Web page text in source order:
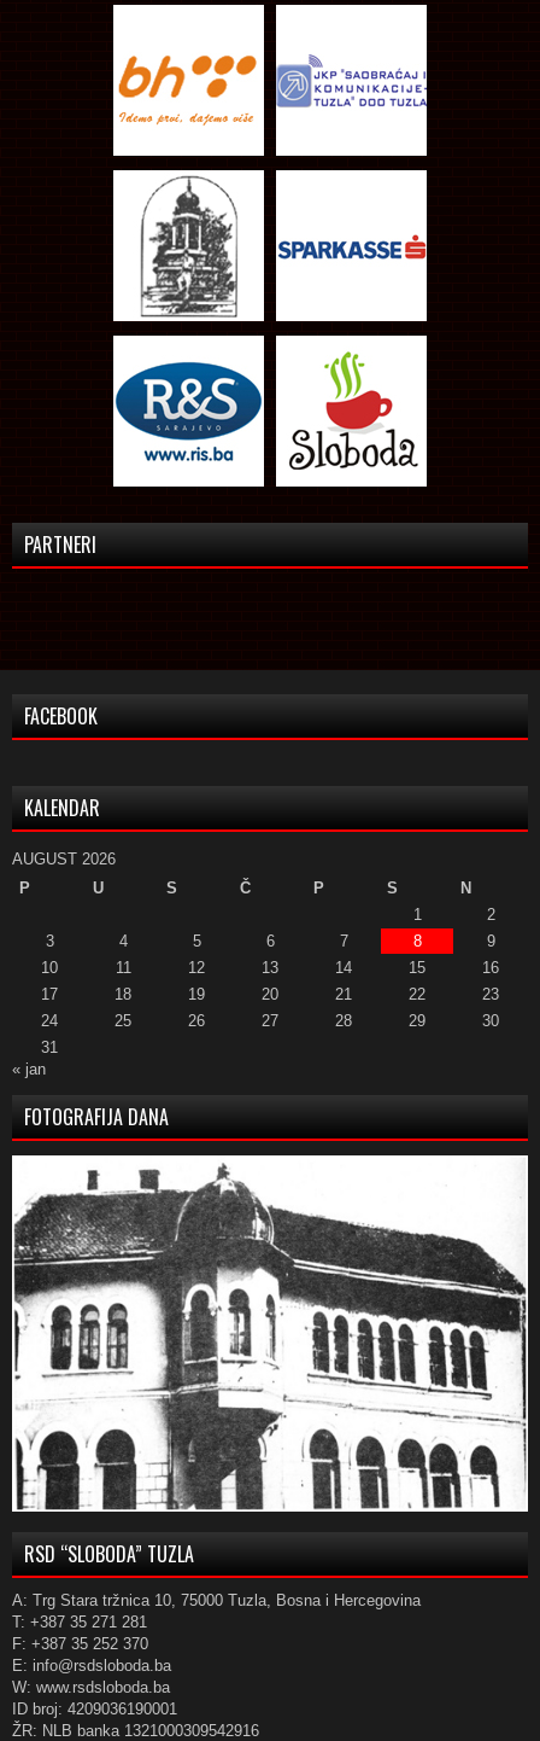
PARTNERI
FACEBOOK
KALENDAR
AUGUST 2026
P
U S Č P S
N
1
2
3
4 5 6 7 8
9
10
11 12 13 14 15
16
17
18 19 20 21 22
23
24
25 26 27 28 29
30
31
« jan
FOTOGRAFIJA DANA
RSD “SLOBODA” TUZLA
A: Trg Stara tržnica 10, 75000 Tuzla, Bosna i Hercegovina
T: +387 35 271 281
F: +387 35 252 370
E: info@rsdsloboda.ba
W: www.rsdsloboda.ba
ID broj: 4209036190001
ŽR: NLB banka 1321000309542916